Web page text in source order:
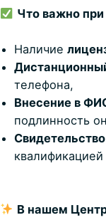
Что важно
Наличие
телефона,
Внесение в
подлинность
В нашем